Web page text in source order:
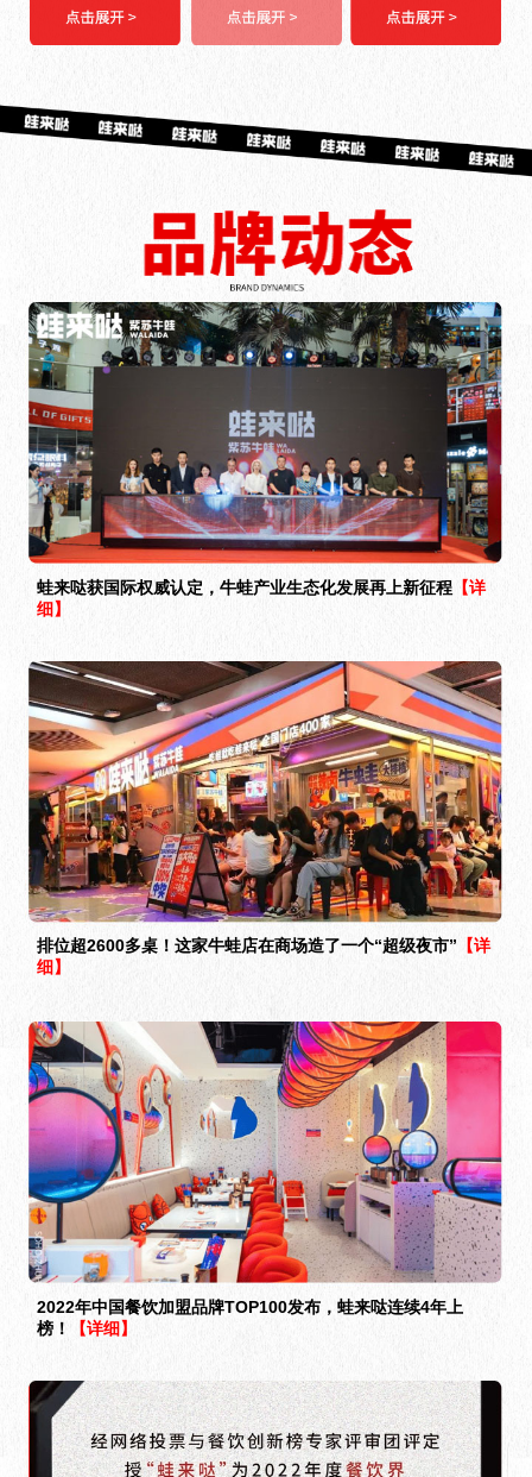
蛙来哒获国际权威认定，牛蛙产业生态化发展再上新征程 【详
细】
排位超2600多桌！这家牛蛙店在商场造了一个“超级夜市” 【详
细】
2022年中国餐饮加盟品牌TOP100发布，蛙来哒连续4年上
榜！
【详细】